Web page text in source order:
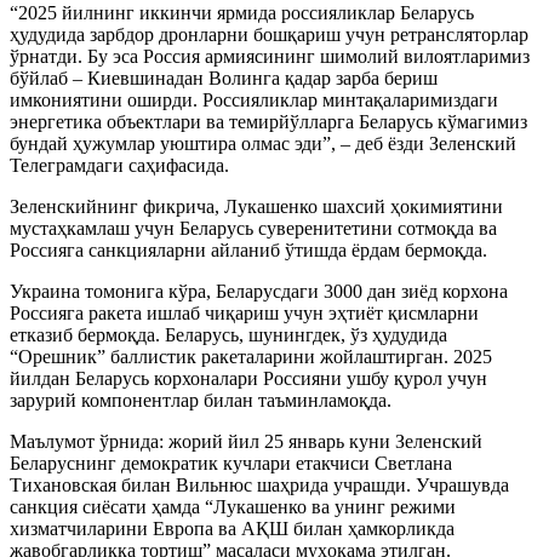
“2025 йилнинг иккинчи ярмида россияликлар Беларусь
ҳудудида зарбдор дронларни бошқариш учун ретрансляторлар
ўрнатди. Бу эса Россия армиясининг шимолий вилоятларимиз
бўйлаб – Киевшинадан Волинга қадар зарба бериш
имкониятини оширди. Россияликлар минтақаларимиздаги
энергетика объектлари ва темирйўлларга Беларусь кўмагимиз
бундай ҳужумлар уюштира олмас эди”, – деб ёзди Зеленский
Телеграмдаги саҳифасида.
Зеленскийнинг фикрича, Лукашенко шахсий ҳокимиятини
мустаҳкамлаш учун Беларусь суверенитетини сотмоқда ва
Россияга санкцияларни айланиб ўтишда ёрдам бермоқда.
Украина томонига кўра, Беларусдаги 3000 дан зиёд корхона
Россияга ракета ишлаб чиқариш учун эҳтиёт қисмларни
етказиб бермоқда. Беларусь, шунингдек, ўз ҳудудида
“Орешник” баллистик ракеталарини жойлаштирган. 2025
йилдан Беларусь корхоналари Россияни ушбу қурол учун
зарурий компонентлар билан таъминламоқда.
Маълумот ўрнида: жорий йил 25 январь куни Зеленский
Беларуснинг демократик кучлари етакчиси Светлана
Тихановская билан Вильнюс шаҳрида учрашди. Учрашувда
санкция сиёсати ҳамда “Лукашенко ва унинг режими
хизматчиларини Европа ва АҚШ билан ҳамкорликда
жавобгарликка тортиш” масаласи муҳокама этилган.